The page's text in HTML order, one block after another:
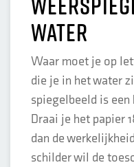
water
Waar moet je op
die je in het water
spiegelbeeld is
Draai je het papier
dan de
schilder wil de